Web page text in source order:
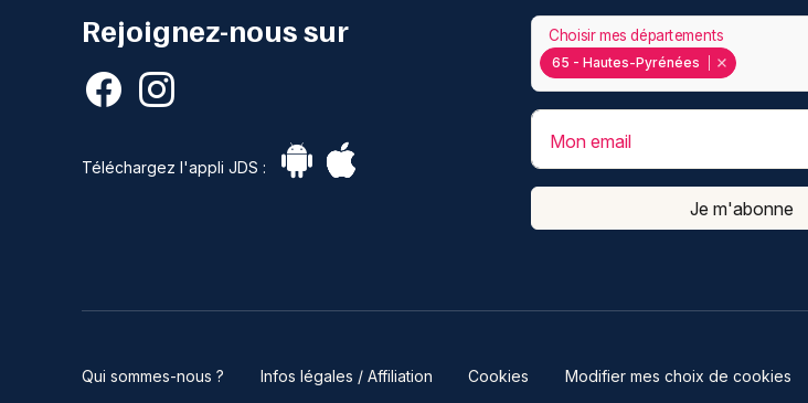
Rejoignez-nous sur
Téléchargez l'appli JDS :
65 - Hautes-Pyrénées
Choisir mes départements
Mon email
Je m'abonne
Qui sommes-nous ? Infos légales / Affiliation Cookies Modifier mes choix de cookies